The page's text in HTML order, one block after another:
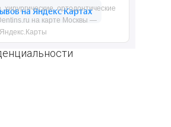
хирургические, ортодонтические
на карте Москвы —
Яндекс.Карты